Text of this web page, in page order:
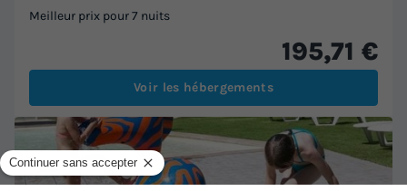
Meilleur prix pour 7 nuits
195,71 €
Voir les hébergements